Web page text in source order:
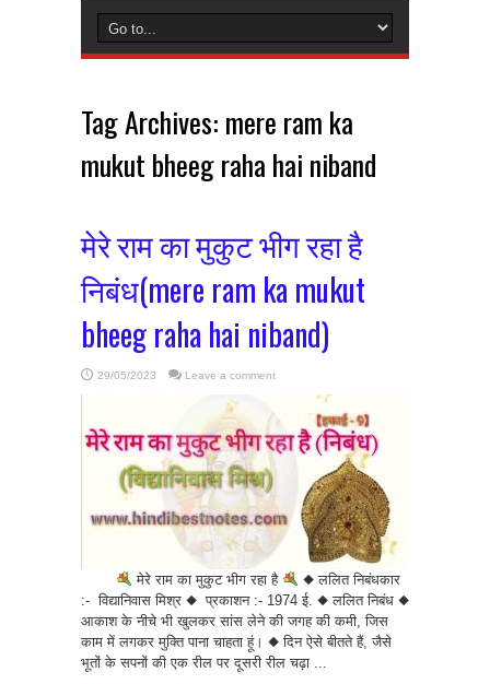
Tag Archives: mere ram ka
mukut bheeg raha hai niband
मेरे राम का मुकुट भीग रहा है
निबंध(mere ram ka mukut
bheeg raha hai niband)
29/05/2023 Leave a comment
मेरे राम का मुकुट भीग रहा है
◆ ललित निबंधकार
:- विद्यानिवास मिश्र ◆ प्रकाशन :- 1974 ई. ◆ ललित निबंध ◆
आकाश के नीचे भी खुलकर सांस लेने की जगह की कमी, जिस
काम में लगकर मुक्ति पाना चाहता हूं। ◆ दिन ऐसे बीतते हैं, जैसे
भूतों के सपनों की एक रील पर दूसरी रील चढ़ा ...